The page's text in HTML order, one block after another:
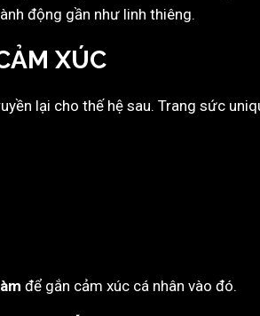
động gần như linh thiêng.
XÚC
lại cho thế hệ sau. Trang sức
để gắn cảm xúc cá nhân vào đó.